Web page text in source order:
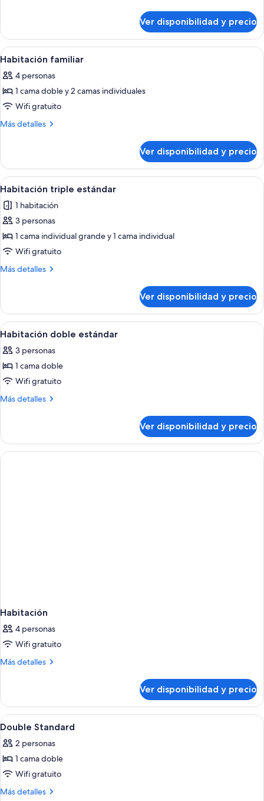
triple
clásica
Ver disponibilidad y precio
Ver
todas
las
fotos
de
Habitación
Habitación de hotel con dos camas,
4
Habitación familiar
4 personas
1 cama doble y 2 camas individuales
Wifi gratuito
Más detalles
Más
familiar
Ver disponibilidad y precio
Ver
todas
las
fotos
de
Habitación
triple
Habitación de hotel con dos camas,
4
Habitación triple estándar
1 habitación
3 personas
1 cama individual grande y 1 cama individual
Wifi gratuito
Más detalles
Más
triple
estándar
Ver disponibilidad y precio
Ver
todas
las
fotos
de
Habitación
Caja de seguridad en la habitación y
4
Habitación doble estándar
3 personas
1 cama doble
Wifi gratuito
Más detalles
Más
doble
estándar
Ver disponibilidad y precio
Habitación
4 personas
Wifi gratuito
Más detalles
Más
Ver disponibilidad y precio
Ver
todas
las
fotos
de
Double
Caja de seguridad en la habitación y
2
Double Standard
2 personas
1 cama doble
Wifi gratuito
Más detalles
Más